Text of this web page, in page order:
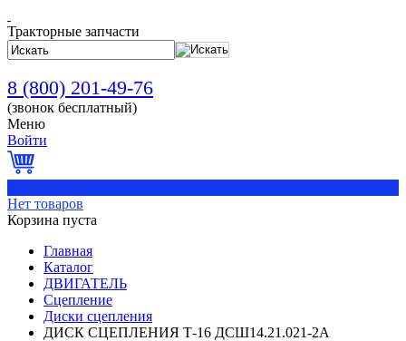
Тракторные запчасти
8 (800) 201-49-76
(звонок бесплатный)
Меню
Войти
Нет товаров
Корзина пуста
Главная
Каталог
ДВИГАТЕЛЬ
Сцепление
Диски сцепления
ДИСК СЦЕПЛЕНИЯ Т-16 ДСШ14.21.021-2А